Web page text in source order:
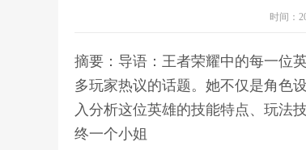
时间：
摘要：导语：王者荣耀中的每一位
多玩家热议的话题。她不仅是角色
入分析这位英雄的技能特点、玩法
终一个小姐